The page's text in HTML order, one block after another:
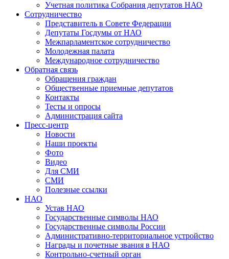
Учетная политика Собрания депутатов НАО
Сотрудничество
Представитель в Совете Федерации
Депутаты Госдумы от НАО
Межпарламентское сотрудничество
Молодежная палата
Международное сотрудничество
Обратная cвязь
Обращения граждан
Общественные приемные депутатов
Контакты
Тесты и опросы
Администрация сайта
Пресс-центр
Новости
Наши проекты
Фото
Видео
Для СМИ
СМИ
Полезные ссылки
НАО
Устав НАО
Государственные символы НАО
Государственные символы России
Административно-территориальное устройство
Награды и почетные звания в НАО
Контрольно-счетный орган